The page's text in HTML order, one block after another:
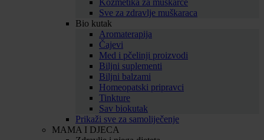
Kozmetika za muškarce
Sve za zdravlje muškaraca
Bio kutak
Aromaterapija
Čajevi
Med i pčelinji proizvodi
Biljni suplementi
Biljni balzami
Homeopatski pripravci
Tinkture
Sav biokutak
Prikaži sve za samoliječenje
MAMA I DJECA